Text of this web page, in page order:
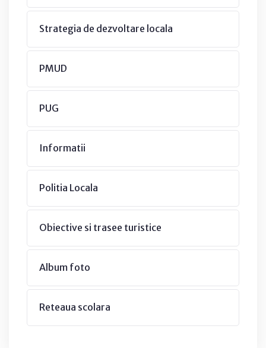
Strategia de dezvoltare locala
PMUD
PUG
Informatii
Politia Locala
Obiective si trasee turistice
Album foto
Reteaua scolara